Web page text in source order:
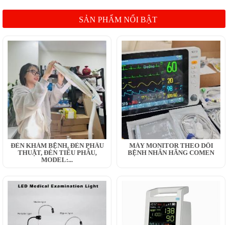
SẢN PHẨM NỔI BẬT
ĐÈN KHÁM BỆNH, ĐÈN PHẪU
THUẬT, ĐÈN TIỂU PHẪU,
MODEL:...
MÁY MONITOR THEO DÕI
BỆNH NHÂN HÃNG COMEN